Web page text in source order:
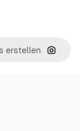
Nach